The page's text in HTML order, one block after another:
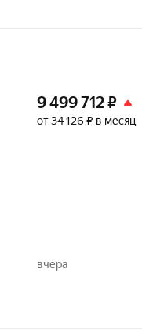
9 499 712₽
от 34 126 ₽ в месяц
вчера